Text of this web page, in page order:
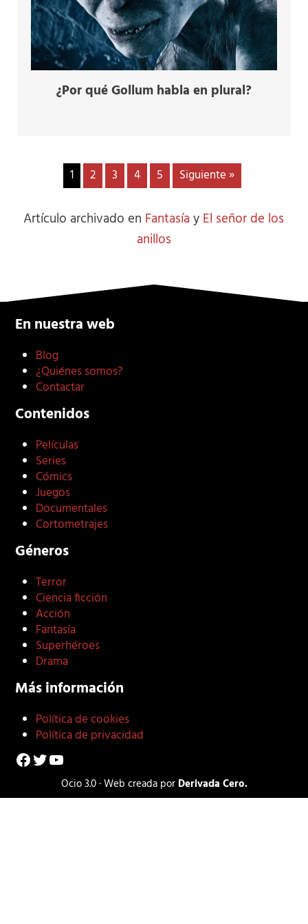
¿Por qué Gollum habla en plural?
1 2 3 4 5 Siguiente »
Artículo archivado en Fantasía y El señor de los
anillos
En nuestra web
Blog
¿Quiénes somos?
Contactar
Contenidos
Películas
Series
Cómics
Juegos
Documentales
Cortometrajes
Géneros
Terror
Ciencia ficción
Acción
Fantasía
Superhéroes
Drama
Más información
Política de cookies
Política de privacidad
Facebook
Twitter
YouTube
Ocio 3.0 · Web creada por Derivada Cero.